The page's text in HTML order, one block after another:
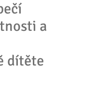
a
dítěte